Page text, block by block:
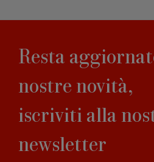
Resta
nostre novità,
iscriviti alla
newsletter